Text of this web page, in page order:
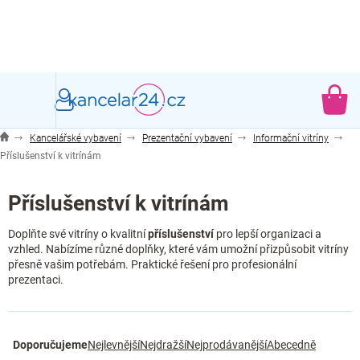
Kancelářské vybavení Prezentační vybavení
Informační vitríny
Příslušenství k vitrínám
Příslušenství k vitrínám
Doplňte své vitríny o kvalitnípříslušenstvípro lepší organizaci a
vzhled. Nabízíme různé doplňky, které vám umožní přizpůsobit vitríny
přesně vašim potřebám. Praktické řešení pro profesionální
prezentaci.
a
DoporučujemeNejlevnějšíNejdražšíNejprodávanějšíAbecedně